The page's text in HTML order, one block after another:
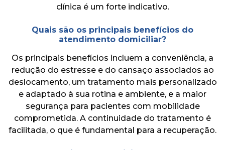
clínica é um forte indicativo.
Quais são os principais benefícios do
atendimento domiciliar?
Os principais benefícios incluem a conveniência, a
redução do estresse e do cansaço associados ao
deslocamento, um tratamento mais personalizado
e adaptado à sua rotina e ambiente, e a maior
segurança para pacientes com mobilidade
comprometida. A continuidade do tratamento é
facilitada, o que é fundamental para a recuperação.